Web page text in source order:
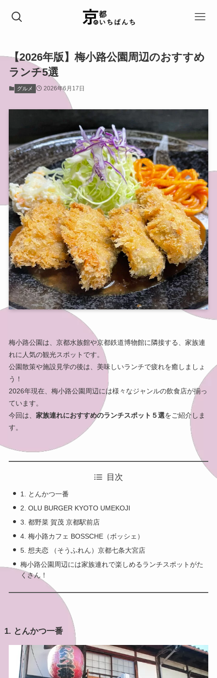
【2026年版】梅小路公園周辺のおすすめ
ランチ5選
グルメ 2026年6月17日
梅小路公園は、京都水族館や京都鉄道博物館に隣接する、家族連
れに人気の観光スポットです。
公園散策や施設見学の後は、美味しいランチで疲れを癒しましょ
う！
2026年現在、梅小路公園周辺には様々なジャンルの飲食店が揃っ
ています。
今回は、 家族連れにおすすめのランチスポット５選をご紹介しま
す。
目次
1. とんかつ一番
2. OLU BURGER KYOTO UMEKOJI
3. 都野菜 賀茂 京都駅前店
4. 梅小路カフェ BOSSCHE（ボッシェ）
5. 想夫恋 （そうふれん）京都七条大宮店
梅小路公園周辺には家族連れで楽しめるランチスポットがた
くさん！
1. とんかつ一番